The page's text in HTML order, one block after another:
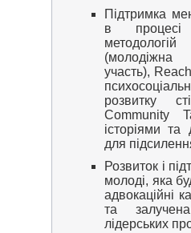
Підтримка
в процесі
участь),
розвитку
Community
історіями та
для
Розвиток і
молоді, яка
адвокаційні
та
лідерських